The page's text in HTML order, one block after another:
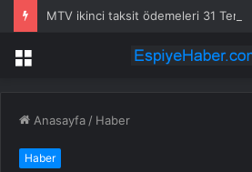
MTV ikinci taksit ödemeleri 31
Menü
Anasayfa / Haber
Haber